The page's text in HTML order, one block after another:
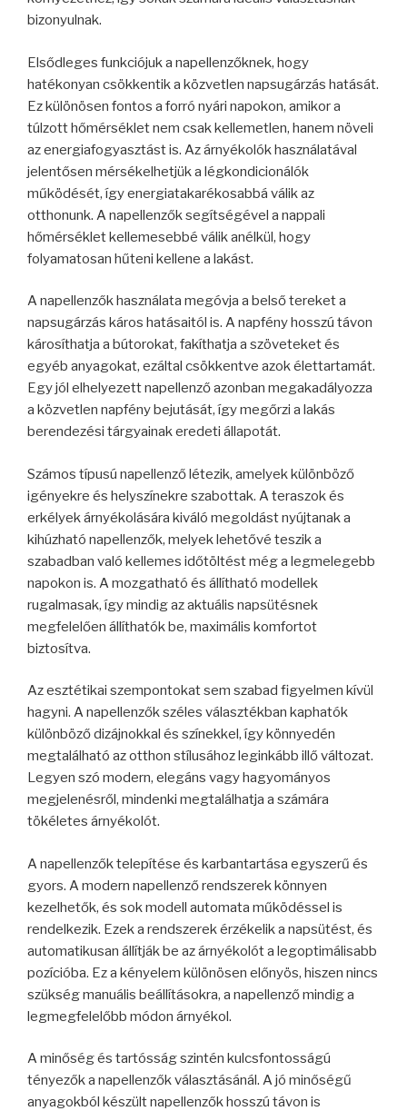
bizonyulnak.
Elsődleges funkciójuk a napellenzőknek, hogy
hatékonyan csökkentik a közvetlen napsugárzás hatását.
Ez különösen fontos a forró nyári napokon, amikor a
túlzott hőmérséklet nem csak kellemetlen, hanem növeli
az energiafogyasztást is. Az árnyékolók használatával
jelentősen mérsékelhetjük a légkondicionálók
működését, így energiatakarékosabbá válik az
otthonunk. A napellenzők segítségével a nappali
hőmérséklet kellemesebbé válik anélkül, hogy
folyamatosan hűteni kellene a lakást.
A napellenzők használata megóvja a belső tereket a
napsugárzás káros hatásaitól is. A napfény hosszú távon
károsíthatja a bútorokat, fakíthatja a szöveteket és
egyéb anyagokat, ezáltal csökkentve azok élettartamát.
Egy jól elhelyezett napellenző azonban megakadályozza
a közvetlen napfény bejutását, így megőrzi a lakás
berendezési tárgyainak eredeti állapotát.
Számos típusú napellenző létezik, amelyek különböző
igényekre és helyszínekre szabottak. A teraszok és
erkélyek árnyékolására kiváló megoldást nyújtanak a
kihúzható napellenzők, melyek lehetővé teszik a
szabadban való kellemes időtöltést még a legmelegebb
napokon is. A mozgatható és állítható modellek
rugalmasak, így mindig az aktuális napsütésnek
megfelelően állíthatók be, maximális komfortot
biztosítva.
Az esztétikai szempontokat sem szabad figyelmen kívül
hagyni. A napellenzők széles választékban kaphatók
különböző dizájnokkal és színekkel, így könnyedén
megtalálható az otthon stílusához leginkább illő változat.
Legyen szó modern, elegáns vagy hagyományos
megjelenésről, mindenki megtalálhatja a számára
tökéletes árnyékolót.
A napellenzők telepítése és karbantartása egyszerű és
gyors. A modern napellenző rendszerek könnyen
kezelhetők, és sok modell automata működéssel is
rendelkezik. Ezek a rendszerek érzékelik a napsütést, és
automatikusan állítják be az árnyékolót a legoptimálisabb
pozícióba. Ez a kényelem különösen előnyös, hiszen nincs
szükség manuális beállításokra, a napellenző mindig a
legmegfelelőbb módon árnyékol.
A minőség és tartósság szintén kulcsfontosságú
tényezők a napellenzők választásánál. A jó minőségű
anyagokból készült napellenzők hosszú távon is